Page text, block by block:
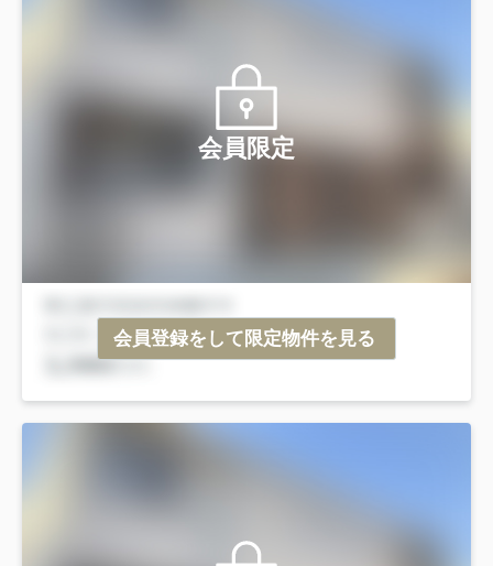
会員限定
会員登録をして限定物件を見る